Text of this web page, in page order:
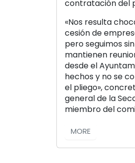
contratación del
«Nos resulta
cesión de
pero seguimos
mantienen
desde el
hechos y no se
el pliego»,
general de la
miembro del
MORE